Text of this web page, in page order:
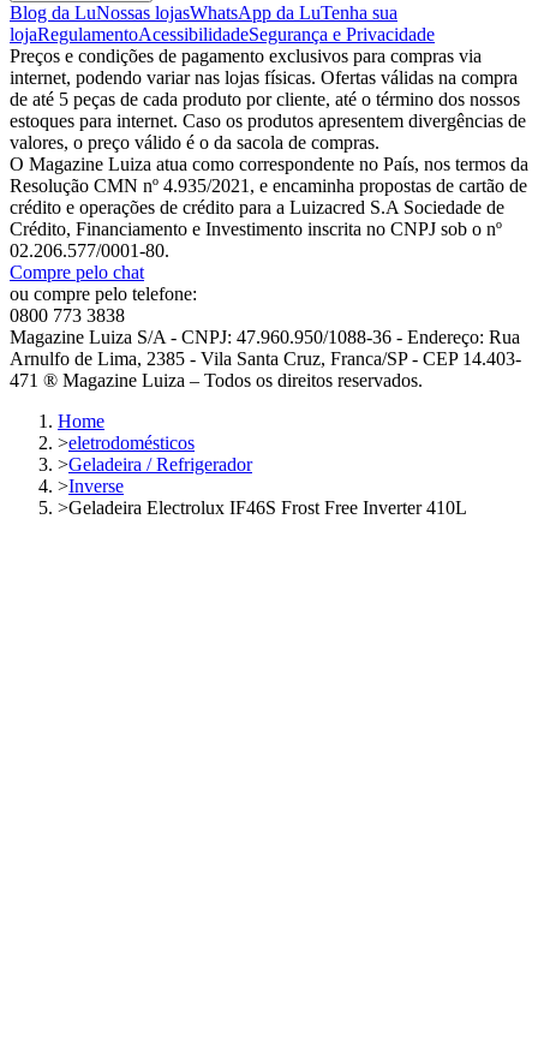
Blog da LuNossas lojasWhatsApp da LuTenha sua
lojaRegulamentoAcessibilidadeSegurança e Privacidade
Preços e condições de pagamento exclusivos para compras via
internet, podendo variar nas lojas físicas. Ofertas válidas na compra
de até 5 peças de cada produto por cliente, até o término dos nossos
estoques para internet. Caso os produtos apresentem divergências de
valores, o preço válido é o da sacola de compras.
O Magazine Luiza atua como correspondente no País, nos termos da
Resolução CMN nº 4.935/2021, e encaminha propostas de cartão de
crédito e operações de crédito para a Luizacred S.A Sociedade de
Crédito, Financiamento e Investimento inscrita no CNPJ sob o nº
02.206.577/0001-80.
Compre pelo chat
ou compre pelo telefone:
0800 773 3838
Magazine Luiza S/A - CNPJ: 47.960.950/1088-36 - Endereço: Rua
Arnulfo de Lima, 2385 - Vila Santa Cruz, Franca/SP - CEP 14.403-
471 ® Magazine Luiza – Todos os direitos reservados.
Home
>eletrodomésticos
>Geladeira / Refrigerador
>Inverse
>Geladeira Electrolux IF46S Frost Free Inverter 410L